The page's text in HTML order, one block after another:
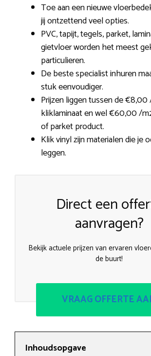
Toe aan een nieuwe
jij ontzettend veel opties.
PVC, tapijt, tegels, parket,
gietvloer worden het meest
particulieren.
De beste specialist inhuren
stuk eenvoudiger.
Prijzen liggen tussen de
kliklaminaat en wel €60,00 /
of parket product.
Klik vinyl zijn materialen die je
leggen.
Direct een
aanvragen?
Bekijk actuele prijzen van ervaren
de buurt!
VRAAG OFFERTE
Inhoudsopgave